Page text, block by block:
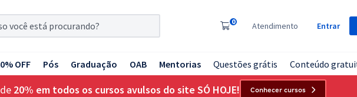
0 Atendimento Entrar
OFF Pós Graduação OAB Mentorias Questões grátis Conteúdo
20% em todos os cursos avulsos do site SÓ HOJE! Conhecer cursos